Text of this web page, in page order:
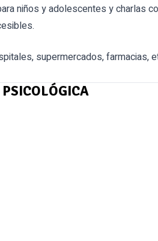
niños y adolescentes y charlas
supermercados,